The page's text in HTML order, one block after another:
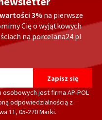
3%na pierwsze
Cię o wyjątkowych
na porcelana24.pl
jest firma AP-POL
odpowiedzialnością z
11, 05-270 Marki.